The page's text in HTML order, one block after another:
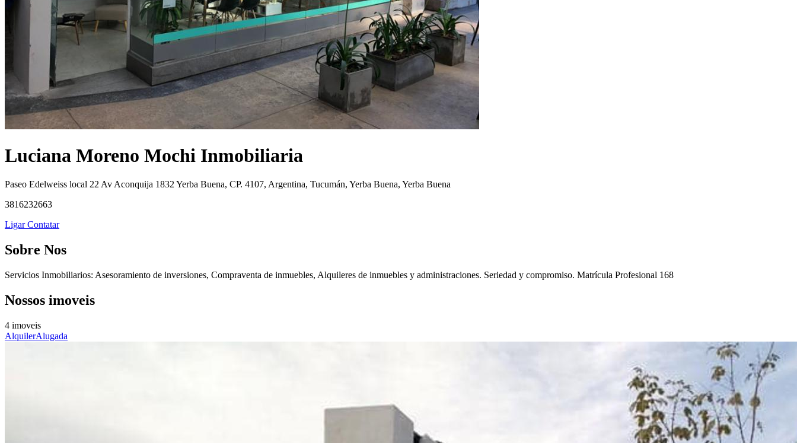
Luciana Moreno Mochi Inmobiliaria
Paseo Edelweiss local 22 Av Aconquija 1832 Yerba Buena, CP. 4107, Argentina, Tucumán, Yerba Buena, Yerba Buena
3816232663
LigarContatar
Sobre Nos
Servicios Inmobiliarios: Asesoramiento de inversiones, Compraventa de inmuebles, Alquileres de inmuebles y administraciones. Seriedad y compromiso. Matrícula Profesional 168
Nossos imoveis
4 imoveis
AlquilerAlugada